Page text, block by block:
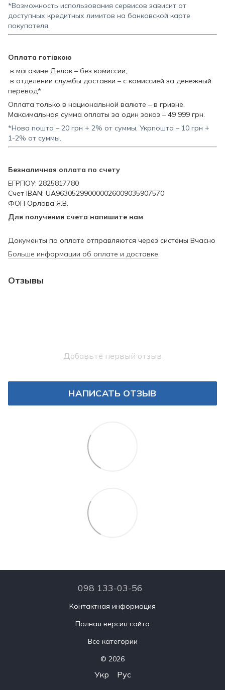
*Возможность использования сервисов зависит от
доступных кредитных лимитов на банковской карте
покупателя.
Оплата готівкою
в магазине Делок – без комиссии;
в отделении службы доставки – с комиссией за денежный
перевод*
Оплата только в национальной валюте – в гривне.
Максимальная сумма оплаты за один заказ – 49 999 грн.
*Нова пошта – 20 грн + 2% от суммы, Укрпошта – 10 грн +
1-2% от суммы.
Безналичная оплата по счету
ЕГРПОУ: 2825817780
Счет IBAN: UA963052990000026009035907570
ФОП Орлова Я.В.
Для получения счета напишите нам
Документы по оплате отправляются через системы Вчасно
Больше информации об оплате и доставке
Отзывы
Добавьте первый отзыв
НАПИСАТЬ ОТЗЫВ
098 133-03-56
Контактная информация
Полная версия сайта
Все категории
© 2026
Укр Рус